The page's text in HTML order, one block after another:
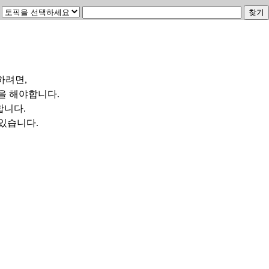
려면,
해야합니다.
니다.
습니다.